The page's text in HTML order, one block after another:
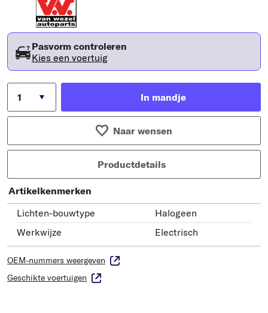
Pasvorm controleren
Kies een voertuig
In mandje
Naar wensen
Productdetails
Artikelkenmerken
Lichten-bouwtype
Halogeen
Werkwijze
Electrisch
OEM-nummers weergeven
Geschikte voertuigen